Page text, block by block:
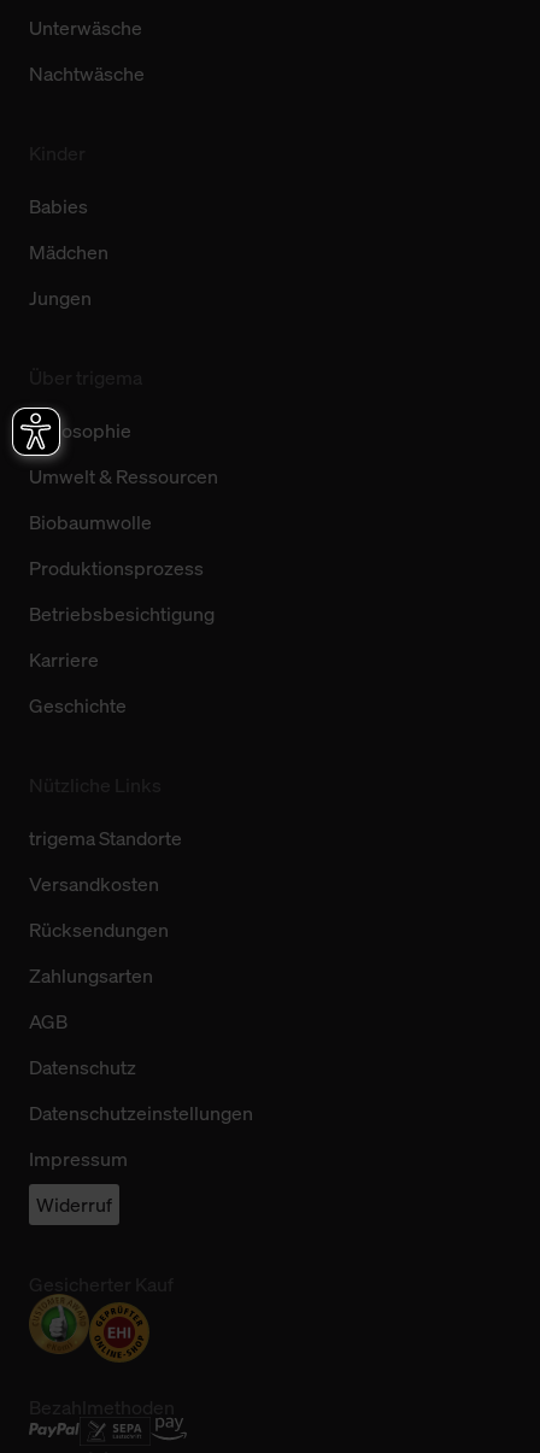
Unterwäsche
Nachtwäsche
Babies
Mädchen
Jungen
Philosophie
Umwelt & Ressourcen
Biobaumwolle
Produktionsprozess
Betriebsbesichtigung
Karriere
Geschichte
trigema Standorte
Versandkosten
Rücksendungen
Zahlungsarten
AGB
Datenschutz
Datenschutzeinstellungen
Impressum
Widerruf